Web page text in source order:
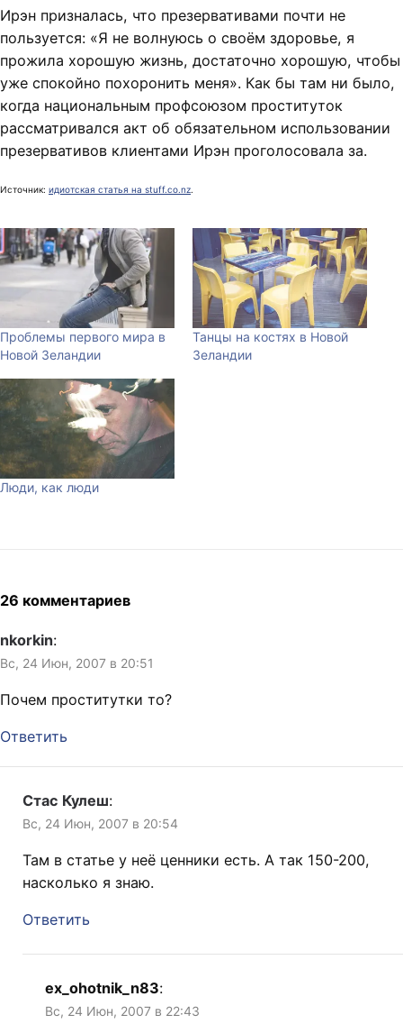
Ирэн призналась, что презервативами почти не
пользуется: «Я не волнуюсь о своём здоровье, я
прожила хорошую жизнь, достаточно хорошую, чтобы
уже спокойно похоронить меня». Как бы там ни было,
когда национальным профсоюзом проституток
рассматривался акт об обязательном использовании
презервативов клиентами Ирэн проголосовала за.
Источник: идиотская статья на stuff.co.nz.
Проблемы первого мира в
Новой Зеландии
Танцы на костях в Новой
Зеландии
Люди, как люди
26 комментариев
nkorkin:
Вс, 24 Июн, 2007 в 20:51
Почем проститутки то?
Ответить
Стас Кулеш:
Вс, 24 Июн, 2007 в 20:54
Там в статье у неё ценники есть. А так 150-200,
насколько я знаю.
Ответить
ex_ohotnik_n83:
Вс, 24 Июн, 2007 в 22:43